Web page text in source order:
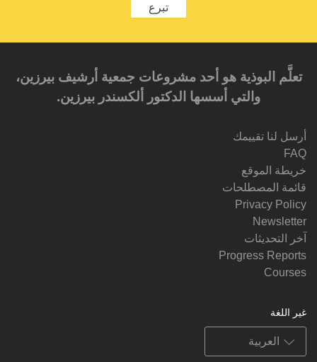
تبرع
تعلَّم البوذية هو أحد مشروعات جمعية أرشيف بيرزين،
والتي أسسها الدكتور ألكسندر بيرزين.‎‎
أرسل لنا تقييمك
FAQ
خريطة الموقع
قائمة المصطلحات
Privacy Policy
Newsletter
آخر التحديثات
Progress Reports
Courses
غير اللغة